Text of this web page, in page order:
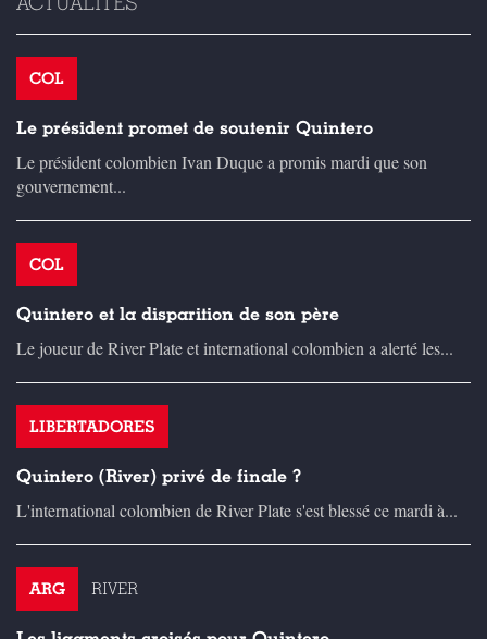
COL
Le président promet de soutenir Quintero
Le président colombien Ivan Duque a promis mardi que son
gouvernement...
COL
Quintero et la disparition de son père
Le joueur de River Plate et international colombien a alerté les...
LIBERTADORES
Quintero (River) privé de finale ?
L'international colombien de River Plate s'est blessé ce mardi à...
ARG RIVER